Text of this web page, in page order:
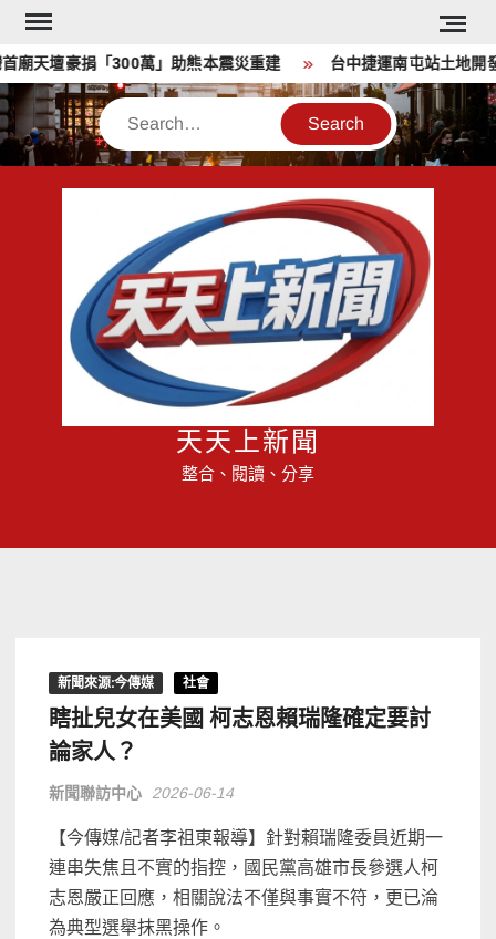
Skip
content
天壇豪捐「300萬」助熊本震災重建 台中捷運南屯站土地開發
Search
天天上新聞
整合、閱讀、分享
新聞來源:今傳媒 社會
瞎扯兒女在美國 柯志恩賴瑞隆確定要討
論家人？
新聞聯訪中心 2026-06-14
【今傳媒/記者李祖東報導】針對賴瑞隆委員近期一
連串失焦且不實的指控，國民黨高雄市長參選人柯
志恩嚴正回應，相關說法不僅與事實不符，更已淪
為典型選舉抹黑操作。